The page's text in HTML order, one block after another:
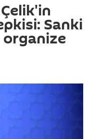
Sanki